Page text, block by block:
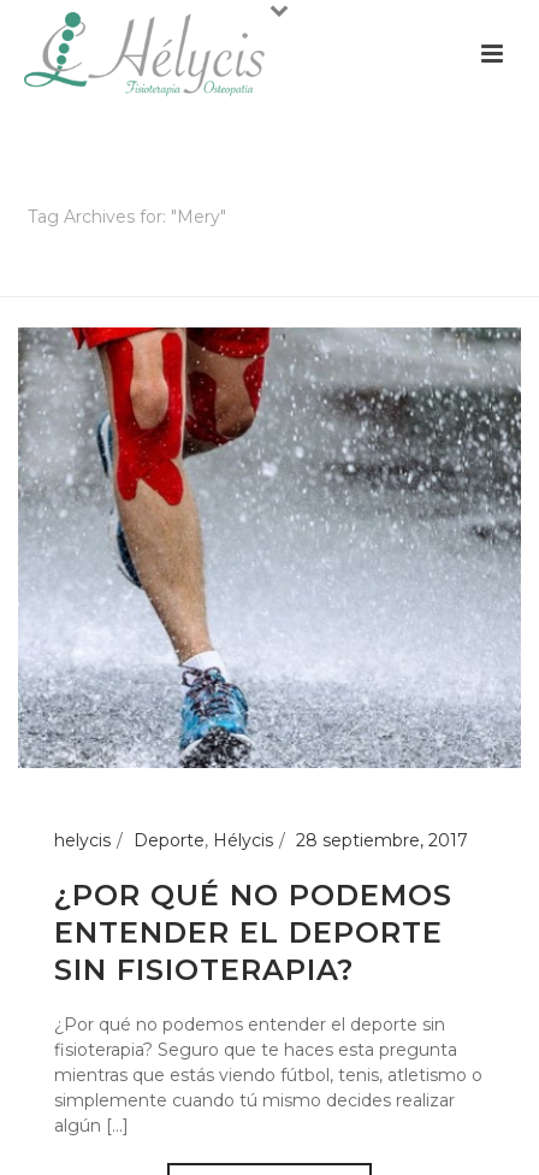
Tag Archives for: "Mery"
helycis Deporte, Hélycis 28 septiembre, 2017
¿POR QUÉ NO PODEMOS
ENTENDER EL DEPORTE
SIN FISIOTERAPIA?
¿Por qué no podemos entender el deporte sin
fisioterapia? Seguro que te haces esta pregunta
mientras que estás viendo fútbol, tenis, atletismo o
simplemente cuando tú mismo decides realizar
algún [...]